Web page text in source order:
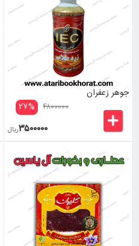
جوهر زعفران
۴۸۰۰۰۰۰ ۲۷%
۳۵۰۰۰۰۰ریال